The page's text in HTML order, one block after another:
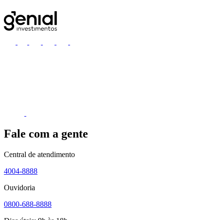
Fale com a gente
Central de atendimento
4004-8888
Ouvidoria
0800-688-8888